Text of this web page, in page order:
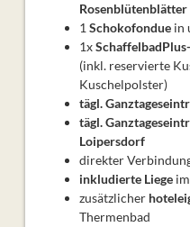
Rosenblütenblätter
1 Schokofondue in
1xSchaffelbadPlus-
(inkl. reservierte
Kuschelpolster)
tägl.
tägl.
Loipersdorf
direkter
inkludierte Liege
zusätzlicher
Thermenbad